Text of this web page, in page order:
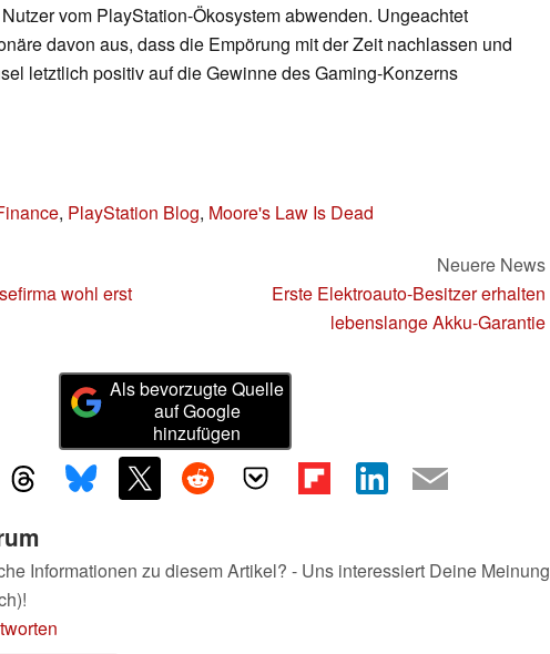
vom PlayStation-Ökosystem abwenden. Ungeachtet
davon aus, dass die Empörung mit der Zeit nachlassen und
letztlich positiv auf die Gewinne des Gaming-Konzerns
, PlayStation Blog, Moore's Law Is Dead
wohl erst
Neuere News
Erste Elektroauto-Besitzer erhalten
lebenslange Akku-Garantie
Als bevorzugte Quelle
auf Google
hinzufügen
Informationen zu diesem Artikel? - Uns interessiert Deine Meinung